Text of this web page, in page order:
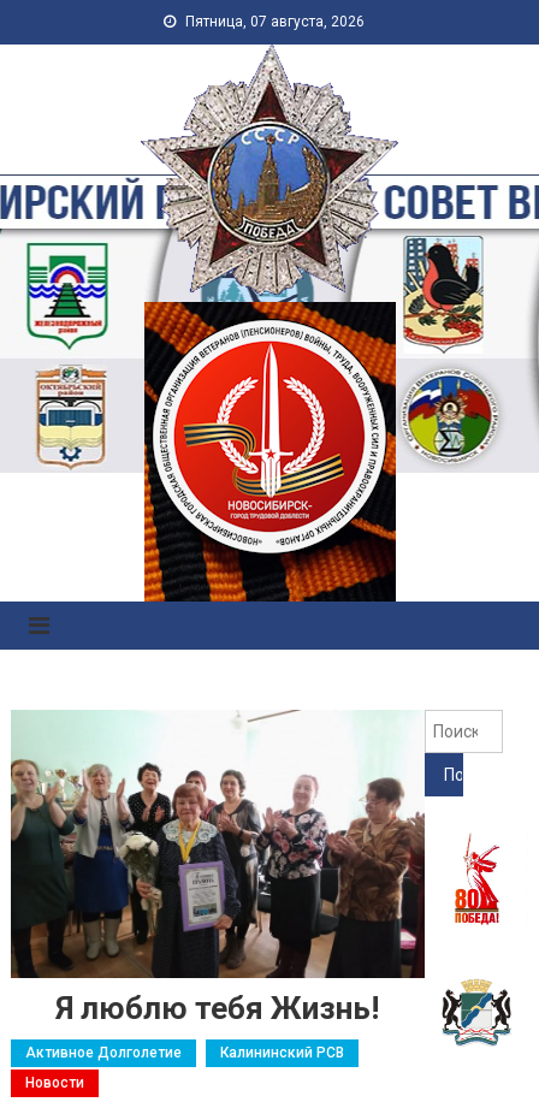
Пятница, 07 августа, 2026
Новосибирская Городская
Общественная Организация
Ветеранов-Пенсионеров
Войны, Труда, Военной
Службы и
Правоохранительных
Органов
Я люблю тебя Жизнь!
Активное Долголетие
Калининский РСВ
Новости